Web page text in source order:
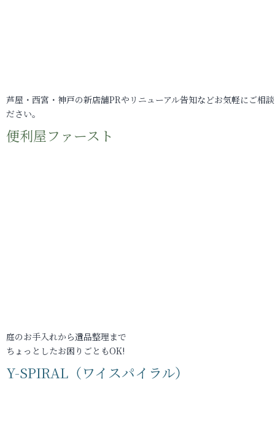
芦屋・西宮・神戸の新店舗PRやリニューアル告知などお気軽にご相
ださい。
便利屋ファースト
庭のお手入れから遺品整理まで
ちょっとしたお困りごともOK!
Y-SPIRAL（ワイスパイラル）